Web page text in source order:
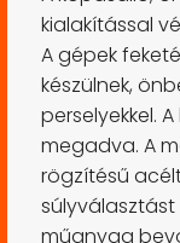
kialakítással
A gépek
készülnek,
perselyekkel.
megadva. A
rögzítésű
súlyválasztást
műanyag